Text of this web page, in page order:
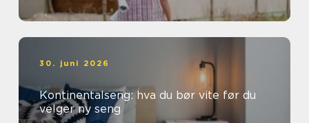
30. juni 2026
Kontinentalseng: hva du bør vite før du
velger ny seng